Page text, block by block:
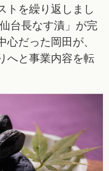
トを繰り返しまし
台長なす漬」が完
だった岡田が、
へと事業内容を転